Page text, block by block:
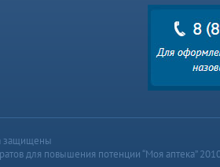
защищены
для повышения потенции “Моя аптека”